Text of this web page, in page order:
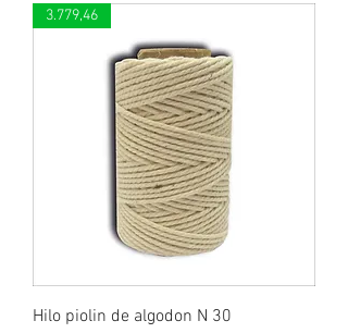
3.779,46
Hilo piolin de algodon N 30